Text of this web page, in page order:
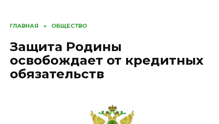
ГЛАВНАЯ » ОБЩЕСТВО
Защита Родины
освобождает от кредитных
обязательств